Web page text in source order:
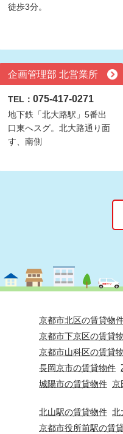
徒歩3分。
企画管理部 北営業所
TEL： 075-417-0271
地下鉄「北大路駅」5番出
口東へスグ。北大路通り面
す、南側
京都市北区の賃貸物
京都市下京区の賃貸
京都市山科区の賃貸
長岡京市の賃貸物件
城陽市の賃貸物件 京
北山駅の賃貸物件 北
京都市役所前駅の賃